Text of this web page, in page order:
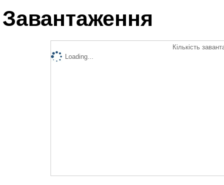
Завантаження
Кількість
Loading...